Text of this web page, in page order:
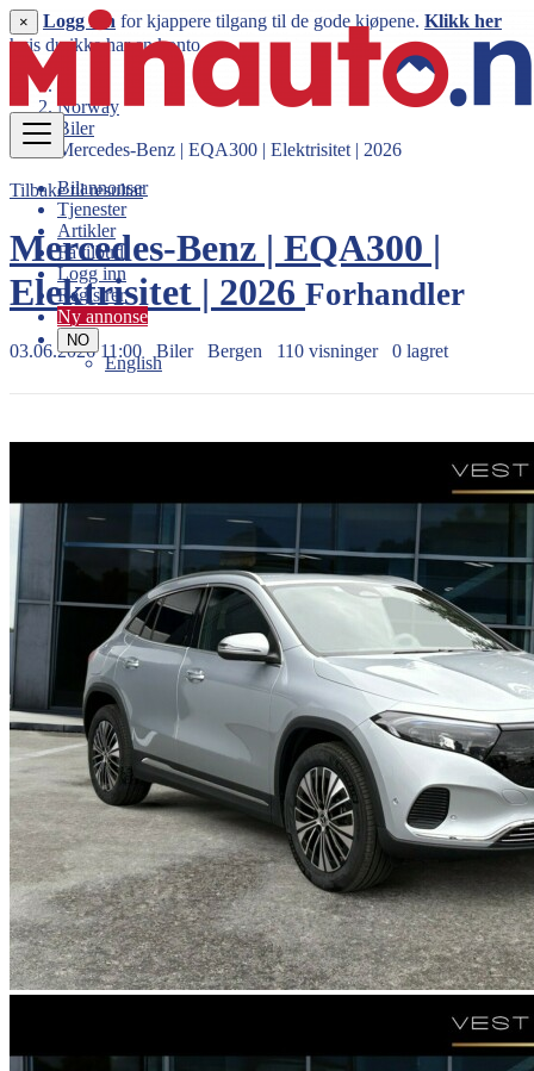
Bilannonser
Tjenester
Artikler
Få tilbud
Logg inn
Registrer
Ny annonse
NO
English
× Logg inn for kjappere tilgang til de gode kjøpene. Klikk her
hvis du ikke har en konto.
Norway
Biler
Mercedes-Benz | EQA300 | Elektrisitet | 2026
Tilbake til resultat
Mercedes-Benz | EQA300 |
Elektrisitet | 2026 Forhandler
03.06.2026 11:00 Biler Bergen 110 visninger 0 lagret